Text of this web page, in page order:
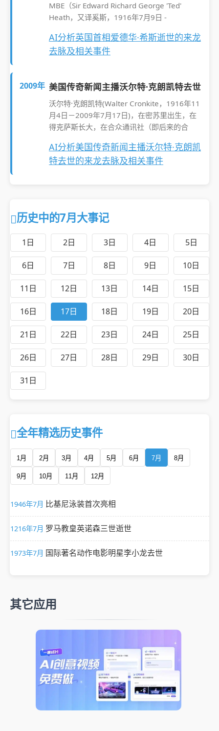
MBE（Sir Edward Richard George 'Ted'
Heath，又译奚斯，1916年7月9日 -
AI分析英国首相爱德华·希斯逝世的来龙
去脉及相关事件
2009年 美国传奇新闻主播沃尔特·克朗凯特去世
沃尔特·克朗凯特(Walter Cronkite，1916年11
月4日－2009年7月17日)，在密苏里出生，在
得克萨斯长大，在合众通讯社（即后来的合
AI分析美国传奇新闻主播沃尔特·克朗凯
特去世的来龙去脉及相关事件
历史中的7月大事记
1日 2日 3日 4日 5日
6日 7日 8日 9日 10日
11日 12日 13日 14日 15日
16日 17日 18日 19日 20日
21日 22日 23日 24日 25日
26日 27日 28日 29日 30日
31日
全年精选历史事件
1月 2月 3月 4月 5月 6月 7月 8月
9月 10月 11月 12月
1946年7月 比基尼泳装首次亮相
1216年7月 罗马教皇英诺森三世逝世
1973年7月 国际著名动作电影明星李小龙去世
其它应用